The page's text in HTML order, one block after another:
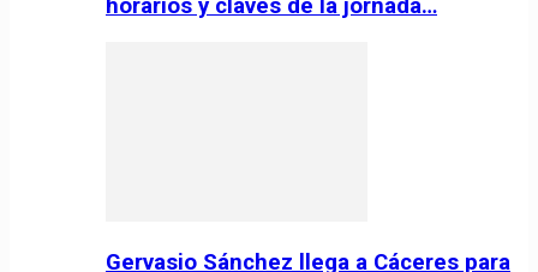
horarios y claves de la jornada…
Gervasio Sánchez llega a Cáceres para